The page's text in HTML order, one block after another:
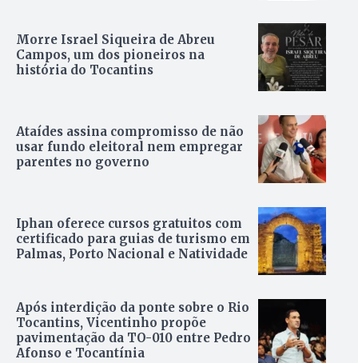
Morre Israel Siqueira de Abreu
Campos, um dos pioneiros na
história do Tocantins
Ataídes assina compromisso de não
usar fundo eleitoral nem empregar
parentes no governo
Iphan oferece cursos gratuitos com
certificado para guias de turismo em
Palmas, Porto Nacional e Natividade
Após interdição da ponte sobre o Rio
Tocantins, Vicentinho propõe
pavimentação da TO-010 entre Pedro
Afonso e Tocantínia